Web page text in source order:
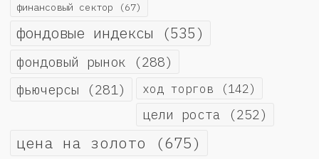
финансовый сектор (67)
фондовые индексы (535)
фондовый рынок (288)
фьючерсы (281) ход торгов (142)
цели роста (252)
цена на золото (675)